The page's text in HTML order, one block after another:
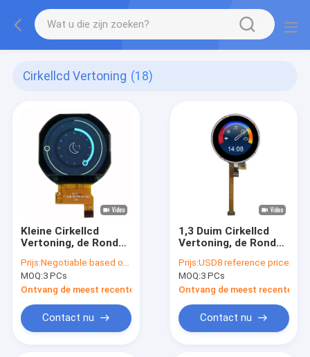
Cirkellcd Vertoning (18)
Kleine Cirkellcd
Vertoning, de Ronde
Modulespi MCU 1,22
Duim
Prijs:Negotiable based on order lot quantity
MOQ:3 PCs
Ontvang de meest recente Prijs
Contact nu
1,3 Duim Cirkellcd
Vertoning, de Ronde
240x240 van Touch
screenspi
Prijs:USD8 reference price
MOQ:3 PCs
Ontvang de meest recente
Contact nu